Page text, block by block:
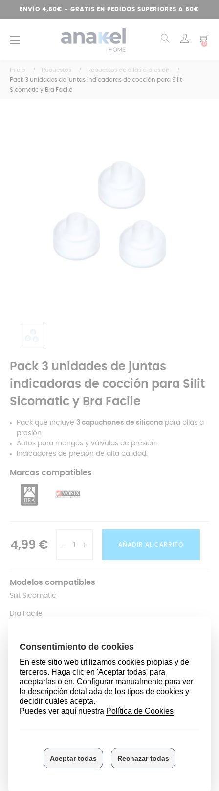
ENVÍO 4,50€ - GRATIS EN PEDIDOS SUPERIORES A 50€
Navegación
☰ 0
Inicio Repuestos
Repuestos de ollas a presión
Pack 3 unidades de juntas indicadoras de cocción para Silit
Sicomatic y Bra Facile
Pack 3 unidades de juntas
indicadoras de cocción para Silit
Sicomatic y Bra Facile
Pack que incluye 3 capuchones de silicona para ollas a
presión.
Aptos para mangos y válvulas de presión.
Indicadores de presión de alta calidad.
Marcas compatibles
4,99 € AÑADIR AL CARRITO
Modelos compatibles
Silit Sicomatic
Bra Facile
Bergner Cook Chef-Pro
DESCRIPCIÓN
Kit de 3 capuchones fabricados en una silicona
de presión y mangos de ollas express. Piezas
de la olla como sistema de seguridad en el cocinado.